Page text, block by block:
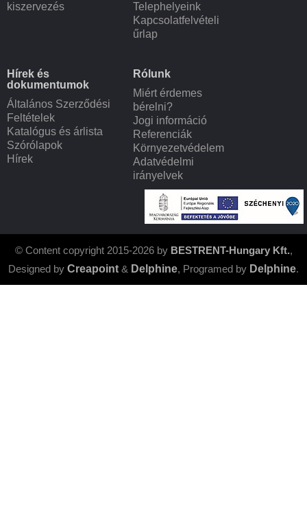
kiszervezés
Telephelyeink
Kapcsolatfelvételi
űrlap
Hírek és
dokumentumok
Általános Szerződési
Feltételek
Katalógus és árlista
Szórólapok
Hírek
Rólunk
Miért érdemes
bérelni?
Jogi információ
Referenciák
Környezetvédelem
Adatvédelmi
irányelvek
© Content copyright 2015-2026 by BESTRENT-Hungary Kft.,
Designed by Creapoint & Delphine, Programed by Delphine.